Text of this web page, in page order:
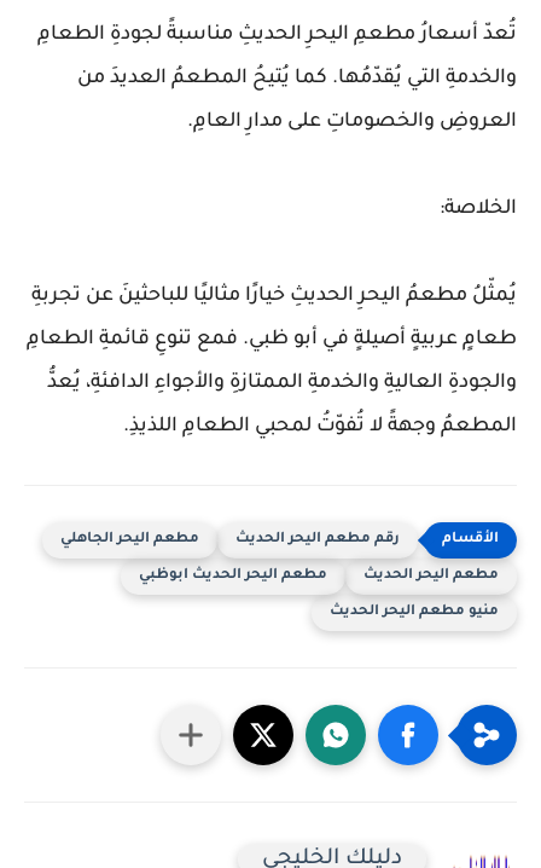
تُعدّ أسعارُ مطعمِ اليحرِ الحديثِ مناسبةً لجودةِ الطعامِ
والخدمةِ التي يُقدّمُها. كما يُتيحُ المطعمُ العديدَ من
العروضِ والخصوماتِ على مدارِ العامِ.
الخلاصة:
يُمثّلُ مطعمُ اليحرِ الحديثِ خيارًا مثاليًا للباحثينَ عن تجربةِ
طعامٍ عربيةٍ أصيلةٍ في أبو ظبي. فمع تنوعِ قائمةِ الطعامِ
والجودةِ العاليةِ والخدمةِ الممتازةِ والأجواءِ الدافئةِ، يُعدُّ
المطعمُ وجهةً لا تُفوّتُ لمحبي الطعامِ اللذيذِ.
رقم مطعم اليحر الحديث مطعم اليحر الجاهلي
مطعم اليحر الحديث مطعم اليحر الحديث ابوظبي
منيو مطعم اليحر الحديث
دليلك الخليجي